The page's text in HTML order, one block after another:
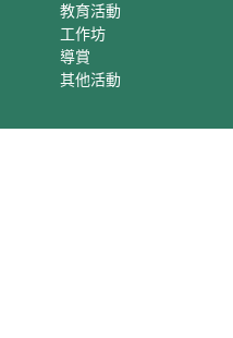
教育活動
工作坊
導賞
其他活動